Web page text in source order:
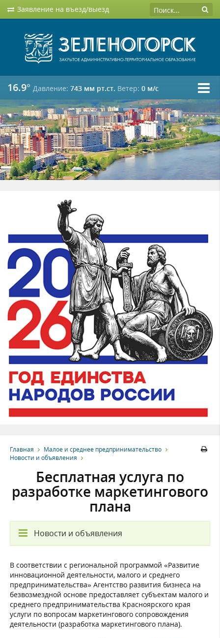
Заявление на въезд/выезд
16.9° Давление: 743 мм рт.ст. Ветер: 0 м/c
Главная
Малое и среднее предпринимательство
Новости и объявления
Бесплатная услуга по
разработке маркетингового
плана
Новости и объявления
В соответствии с региональной программой «Развитие
инновационной деятельности, малого и среднего
предпринимательства» Агентство развития бизнеса на
безвозмездной основе предоставляет субъектам малого и
среднего предпринимательства Красноярского края
услуги по вопросам маркетингового сопровождения
деятельности (разработка маркетингового плана).